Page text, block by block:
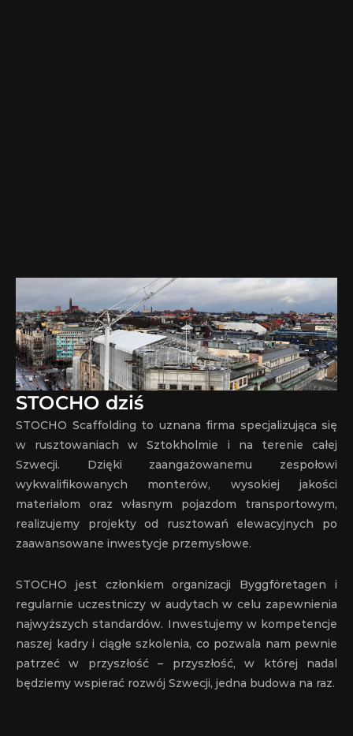
STOCHO dziś
STOCHO Scaffolding to uznana firma specjalizująca się
w rusztowaniach w Sztokholmie i na terenie całej
Szwecji. Dzięki zaangażowanemu zespołowi
wykwalifikowanych monterów, wysokiej jakości
materiałom oraz własnym pojazdom transportowym,
realizujemy projekty od rusztowań elewacyjnych po
zaawansowane inwestycje przemysłowe.
STOCHO jest członkiem organizacji Byggföretagen i
regularnie uczestniczy w audytach w celu zapewnienia
najwyższych standardów. Inwestujemy w kompetencje
naszej kadry i ciągłe szkolenia, co pozwala nam pewnie
patrzeć w przyszłość – przyszłość, w której nadal
będziemy wspierać rozwój Szwecji, jedna budowa na raz.